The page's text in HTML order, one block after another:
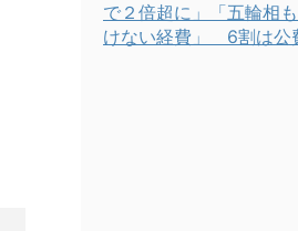
で２倍超に」「五輪相
けない経費」 6割は公